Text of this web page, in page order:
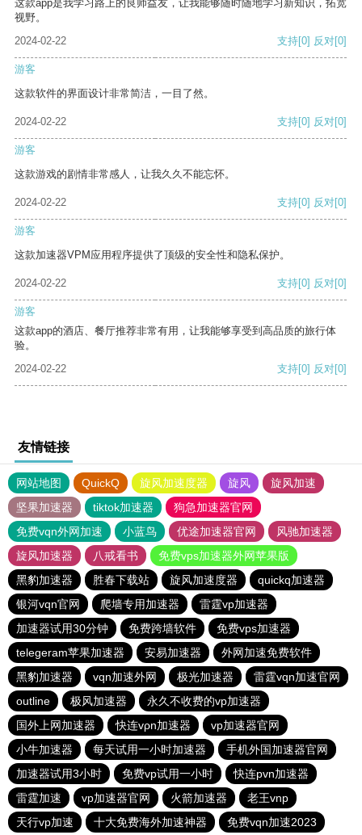
这款app是我学习路上的良师益友，让我能够随时随地学习新知识，拓宽
视野。
2024-02-22
支持[0] 反对[0]
游客
这款软件的界面设计非常简洁，一目了然。
2024-02-22 支持[0] 反对[0]
游客
这款游戏的剧情非常感人，让我久久不能忘怀。
2024-02-22 支持[0] 反对[0]
游客
这款加速器VPM应用程序提供了顶级的安全性和隐私保护。
2024-02-22 支持[0] 反对[0]
游客
这款app的酒店、餐厅推荐非常有用，让我能够享受到高品质的旅行体
验。
2024-02-22
支持[0] 反对[0]
友情链接
网站地图 QuickQ 旋风加速度器 旋风
旋风加速
坚果加速器
tiktok加速器
狗急加速器官网
免费vqn外网加速
小蓝鸟 优途加速器官网
风驰加速器
旋风加速器
八戒看书
免费vps加速器外网苹果版
黑豹加速器
胜春下载站 旋风加速度器
quickq加速器
银河vqn官网
爬墙专用加速器
雷霆vp加速器
加速器试用30分钟
免费跨墙软件
免费vps加速器
telegeram苹果加速器
安易加速器
外网加速免费软件
黑豹加速器
vqn加速外网 极光加速器
雷霆vqn加速官网
outline
极风加速器
永久不收费的vp加速器
国外上网加速器
快连vρn加速器
vp加速器官网
小牛加速器
每天试用一小时加速器
手机外国加速器官网
加速器试用3小时
免费vp试用一小时
快连pvn加速器
雷霆加速
vp加速器官网 火箭加速器
老王vnp
天行vp加速
十大免费海外加速神器 免费vqn加速2023